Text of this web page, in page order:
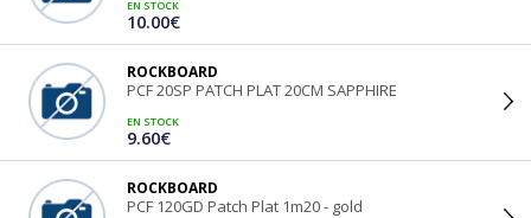
EN STOCK
10.00€
ROCKBOARD
PCF 20SP PATCH PLAT 20CM SAPPHIRE
EN STOCK
9.60€
ROCKBOARD
PCF 120GD Patch Plat 1m20 - gold